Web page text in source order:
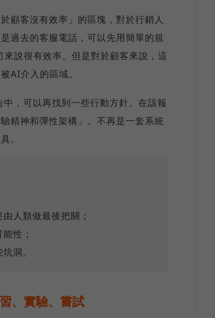
顧客沒有效率」的區塊，對於行銷人
過去的客服電話，可以先用簡單的規
說很有效率。但是對於顧客來說，這
AI介入的區域。
，可以再找到一些行動方針。在該報
精神和彈性架構」。不再是一套系統
。
人類做最後把關；
性；
洞。
、實驗、嘗試